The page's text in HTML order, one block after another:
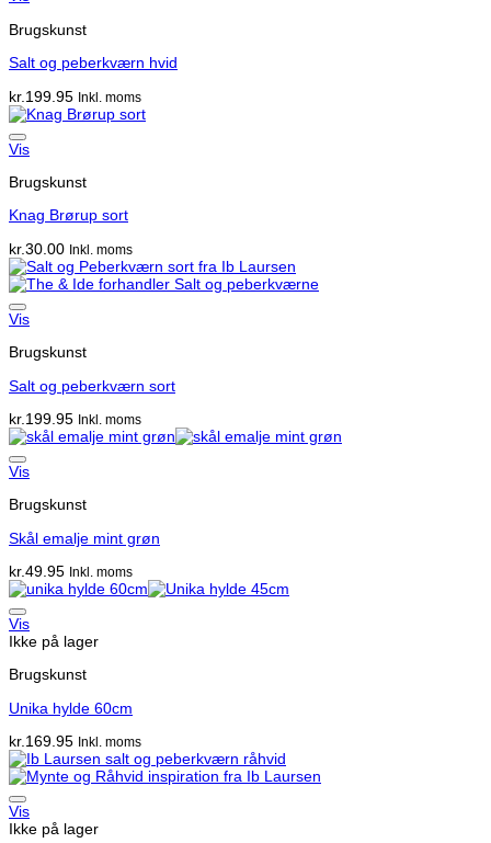
Brugskunst
Salt og peberkværn hvid
kr. 199.95 Inkl. moms
Vis
Brugskunst
Knag Brørup sort
kr.30.00 Inkl. moms
Vis
Brugskunst
Salt og peberkværn sort
kr. 199.95 Inkl. moms
Vis
Brugskunst
Skål emalje mint grøn
kr.49.95 Inkl. moms
Vis
Ikke på lager
Brugskunst
Unika hylde 60cm
kr.169.95 Inkl. moms
Vis
Ikke på lager